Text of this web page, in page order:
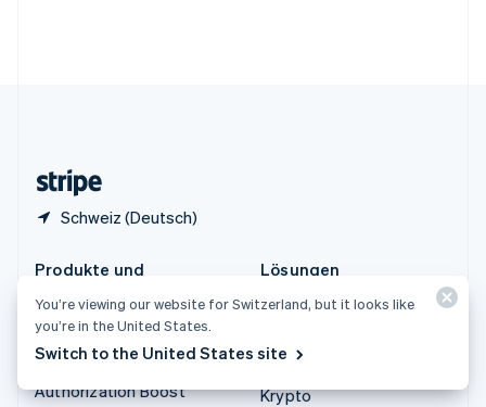
Schweiz (Deutsch)
Produkte und
Preisinformationen
Preisinformationen
Atlas
Authorization Boost
Lösungen
Unternehmen
Agentenbasierter Handel
Krypto
You’re viewing our website for Switzerland, but it looks like
you’re in the United States.
Switch to the United States site